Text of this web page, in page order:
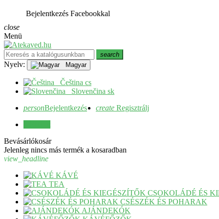
Bejelentkezés Facebookkal
close
Menü
search
Nyelv: Magyar
Čeština cs
Slovenčina sk
personBejelentkezés create Regisztrálj
Bevásárlókosár
Jelenleg nincs más termék a kosaradban
view_headline
KÁVÉ
TEA
CSOKOLÁDÉ ÉS
CSÉSZÉK ÉS POHARAK
AJÁNDEKÓK